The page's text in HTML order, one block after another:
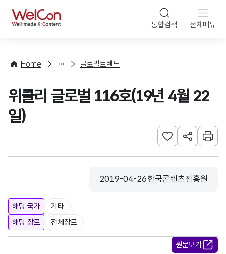
WelCon 통합검색 전체메뉴
Home
향
계
글로벌트렌드
위클리 글로벌 116호(19년 4월 22
일)
관심사 등록하기
URL 공유하
인쇄
등록일
2019-04-26
수집기관
한국콘텐츠진흥원
해당 국가
기타
해당 장르
전체장르
원문보기